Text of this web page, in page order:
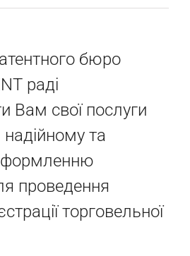
бюро
раді
Вам свої послуги
та
проведення
торговельної